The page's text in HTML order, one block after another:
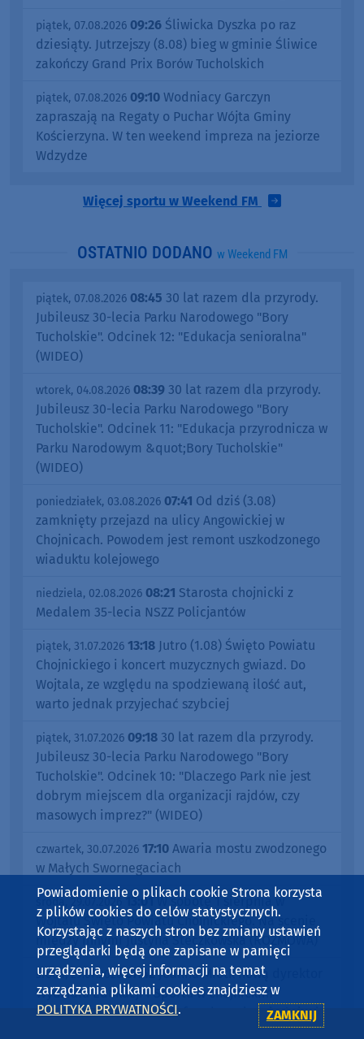
piątek, 07.08.2026 09:26 Śliwicka Dyszka po raz
dziesiąty. Jutrzejszy (8.08) bieg w gminie Śliwice
zakończy Grand Prix Borów Tucholskich
piątek, 07.08.2026 09:10 Wodniacy Garczyn
zapraszają na Regaty o Puchar Wójta Gminy
Kościerzyna. W ten weekend impreza na jeziorze
Wdzydze
Więcej sportu w Weekend FM
OSTATNIO DODANO w Weekend FM
piątek, 07.08.2026 08:45 30 lat razem dla przyrody.
Jubileusz 30-lecia Parku Narodowego "Bory
Tucholskie". Odcinek 12: "Edukacja senioralna"
(WIDEO)
wtorek, 04.08.2026 08:39 30 lat razem dla przyrody.
Jubileusz 30-lecia Parku Narodowego "Bory
Tucholskie". Odcinek 11: "Edukacja przyrodnicza w
Parku Narodowym &quot;Bory Tucholskie"
(WIDEO)
poniedziałek, 03.08.2026 07:41 Od dziś (3.08)
zamknięty przejazd na ulicy Angowickiej w
Chojnicach. Powodem jest remont uszkodzonego
wiaduktu kolejowego
niedziela, 02.08.2026 08:21 Starosta chojnicki z
Medalem 35-lecia NSZZ Policjantów
piątek, 31.07.2026 13:18 Jutro (1.08) Święto Powiatu
Chojnickiego i koncert muzycznych gwiazd. Do
Wojtala, ze względu na spodziewaną ilość aut,
warto jednak przyjechać szybciej
piątek, 31.07.2026 09:18 30 lat razem dla przyrody.
Jubileusz 30-lecia Parku Narodowego "Bory
Tucholskie". Odcinek 10: "Dlaczego Park nie jest
dobrym miejscem dla organizacji rajdów, czy
masowych imprez?" (WIDEO)
czwartek, 30.07.2026 17:10 Awaria mostu zwodzonego
w Małych Swornegaciach
13:01W sobotę 1 sierpnia w
Wojtalu Święto Powiatu Chojnickiego. Na scenie
między innymi Justyna Steczkowska (ROZMOWA)
środa, 29.07.2026 07:42Joanna Miotk nową dyrektor
Wydziału Edukacji i Sportu w chojnickim
starostwie. Wcześniej szefowała gminnej oświacie
Powiadomienie o plikach cookie Strona korzysta
z plików cookies do celów statystycznych.
Korzystając z naszych stron bez zmiany ustawień
przeglądarki będą one zapisane w pamięci
urządzenia, więcej informacji na temat
zarządzania plikami cookies znajdziesz w
POLITYKA PRYWATNOŚCI. ZAMKNIJ